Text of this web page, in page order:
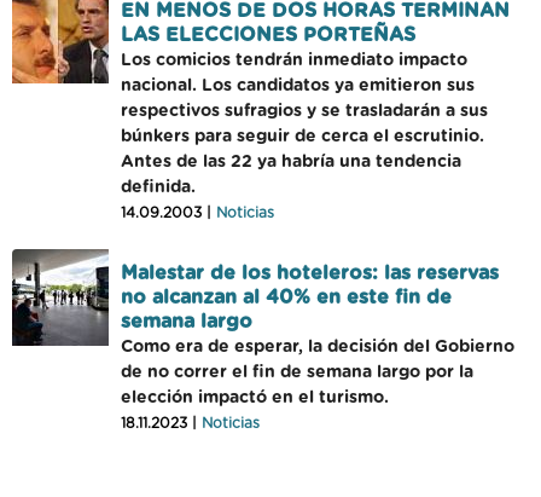
EN MENOS DE DOS HORAS TERMINAN
LAS ELECCIONES PORTEÑAS
Los comicios tendrán inmediato impacto
nacional. Los candidatos ya emitieron sus
respectivos sufragios y se trasladarán a sus
búnkers para seguir de cerca el escrutinio.
Antes de las 22 ya habría una tendencia
definida.
14.09.2003 | Noticias
Malestar de los hoteleros: las reservas
no alcanzan al 40% en este fin de
semana largo
Como era de esperar, la decisión del Gobierno
de no correr el fin de semana largo por la
elección impactó en el turismo.
18.11.2023 | Noticias